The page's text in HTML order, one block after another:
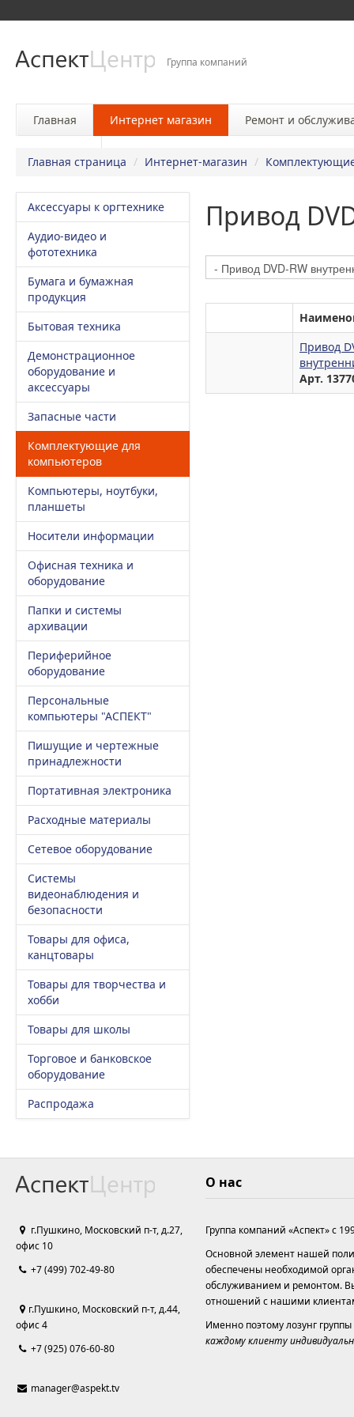
Группа компаний
Главная Интернет магазин Ремонт и
Главная страница / Интернет-магазин /
Аксессуары к оргтехнике
Аудио-видео и
фототехника
Бумага и бумажная
продукция
Бытовая техника
Демонстрационное
оборудование и
аксессуары
Запасные части
Комплектующие для
компьютеров
Компьютеры, ноутбуки,
планшеты
Носители информации
Офисная техника и
оборудование
Папки и системы
архивации
Периферийное
оборудование
Персональные
компьютеры "АСПЕКТ"
Пишущие и чертежные
принадлежности
Портативная электроника
Расходные материалы
Сетевое оборудование
Системы
видеонаблюдения и
безопасности
Товары для офиса,
канцтовары
Товары для творчества и
хобби
Товары для школы
Торговое и банковское
оборудование
Распродажа
Привод
Привод
Арт.
г.Пушкино, Московский п-т, д.27,
офис 10
+7 (499) 702-49-80
г.Пушкино, Московский п-т, д.44,
офис 4
+7 (925) 076-60-80
manager@aspekt.tv
О нас
Группа компаний «Аспект» с
Основной элемент нашей
обеспечены необходимой
обслуживанием и ремонтом.
отношений с нашими
Именно поэтому лозунг
каждому клиенту